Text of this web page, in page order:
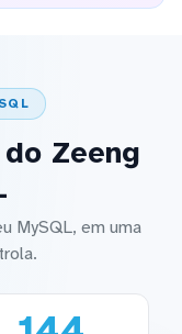
Zeeng
MySQL, em uma